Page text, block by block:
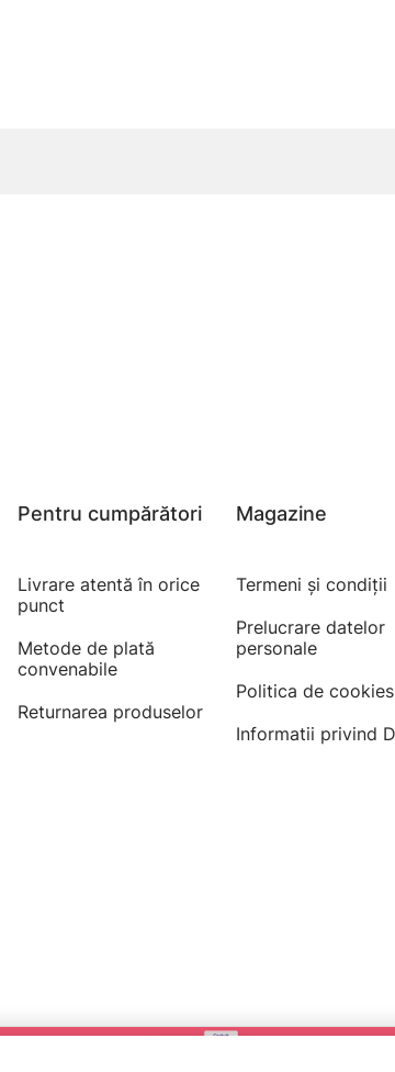
Pentru cumpărători
Livrare atentă în orice
punct
Metode de plată
convenabile
Returnarea produselor
Magazine
Termeni şi condiţii
Prelucrare datelor
personale
Politica de cookies
Informatii privind